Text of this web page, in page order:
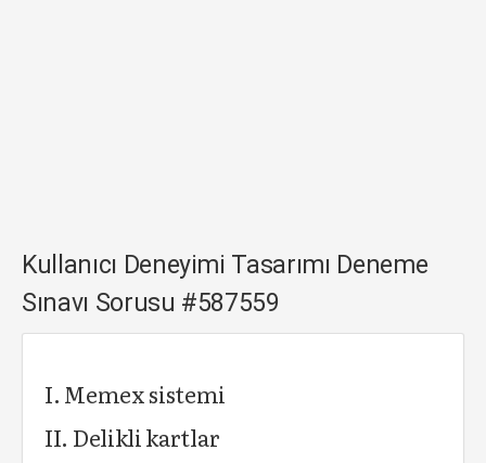
Kullanıcı Deneyimi Tasarımı Deneme
Sınavı Sorusu #587559
I. Memex sistemi
II. Delikli kartlar